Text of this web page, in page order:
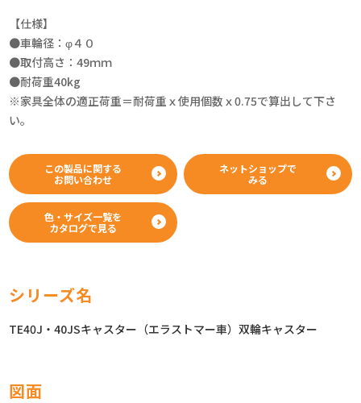
【仕様】
●車輪径：φ４０
●取付高さ：49ｍｍ
●耐荷重40kg
※家具全体の適正荷重＝耐荷重ｘ使用個数ｘ0.75で算出して下さ
い。
この製品に関する
お問い合わせ
ネットショップで
みる
色・サイズ一覧を
カタログで見る
シリーズ名
TE40J・40JSキャスター（エラストマー車）双輪キャスター
図面